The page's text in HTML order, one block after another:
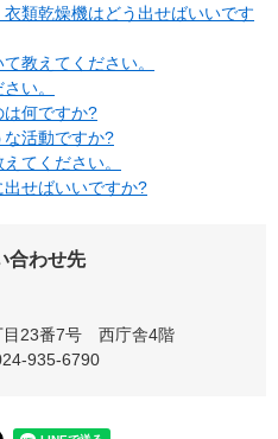
類乾燥機はどう出せばいいです
教えてください。
い。
は何ですか?
活動ですか?
てください。
せばいいですか?
合わせ先
目23番7号 西庁舎4階
935-6790